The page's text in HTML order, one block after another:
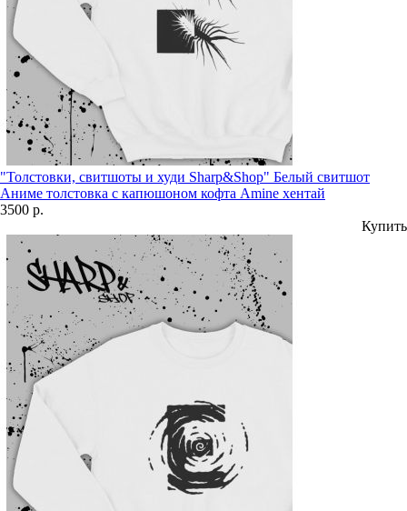
"Толстовки, свитшоты и худи Sharp&Shop" Белый свитшот
Аниме толстовка с капюшоном кофта Amine хентай
3500 р.
Купить